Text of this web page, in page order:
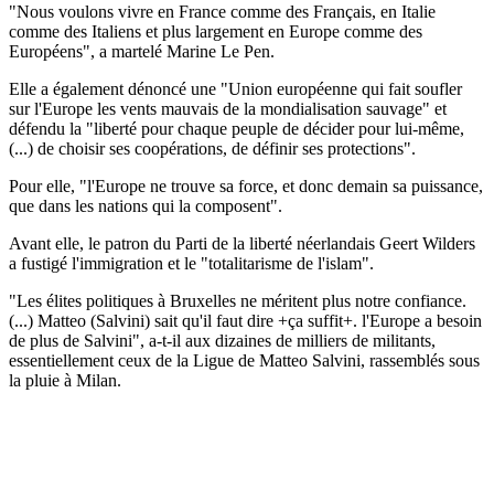
"Nous voulons vivre en France comme des Français, en Italie
comme des Italiens et plus largement en Europe comme des
Européens", a martelé Marine Le Pen.
Elle a également dénoncé une "Union européenne qui fait soufler
sur l'Europe les vents mauvais de la mondialisation sauvage" et
défendu la "liberté pour chaque peuple de décider pour lui-même,
(...) de choisir ses coopérations, de définir ses protections".
Pour elle, "l'Europe ne trouve sa force, et donc demain sa puissance,
que dans les nations qui la composent".
Avant elle, le patron du Parti de la liberté néerlandais Geert Wilders
a fustigé l'immigration et le "totalitarisme de l'islam".
"Les élites politiques à Bruxelles ne méritent plus notre confiance.
(...) Matteo (Salvini) sait qu'il faut dire +ça suffit+. l'Europe a besoin
de plus de Salvini", a-t-il aux dizaines de milliers de militants,
essentiellement ceux de la Ligue de Matteo Salvini, rassemblés sous
la pluie à Milan.